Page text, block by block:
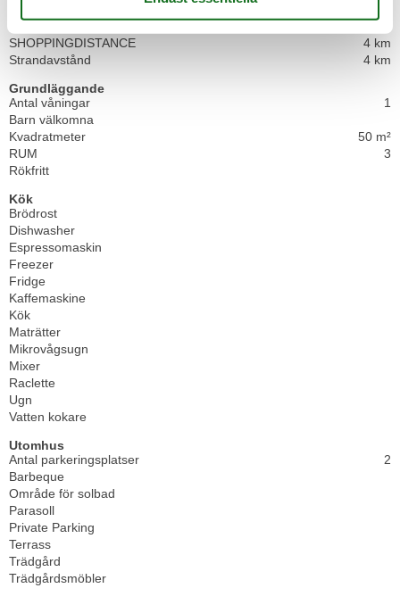
SHOPPINGDISTANCE
4 km
Strandavstånd
4 km
Grundläggande
Antal våningar
1
Barn välkomna
Kvadratmeter
50 m²
RUM
3
Rökfritt
Kök
Brödrost
Dishwasher
Espressomaskin
Freezer
Fridge
Kaffemaskine
Kök
Maträtter
Mikrovågsugn
Mixer
Raclette
Ugn
Vatten kokare
Utomhus
Antal parkeringsplatser
2
Barbeque
Område för solbad
Parasoll
Private Parking
Terrass
Trädgård
Trädgårdsmöbler